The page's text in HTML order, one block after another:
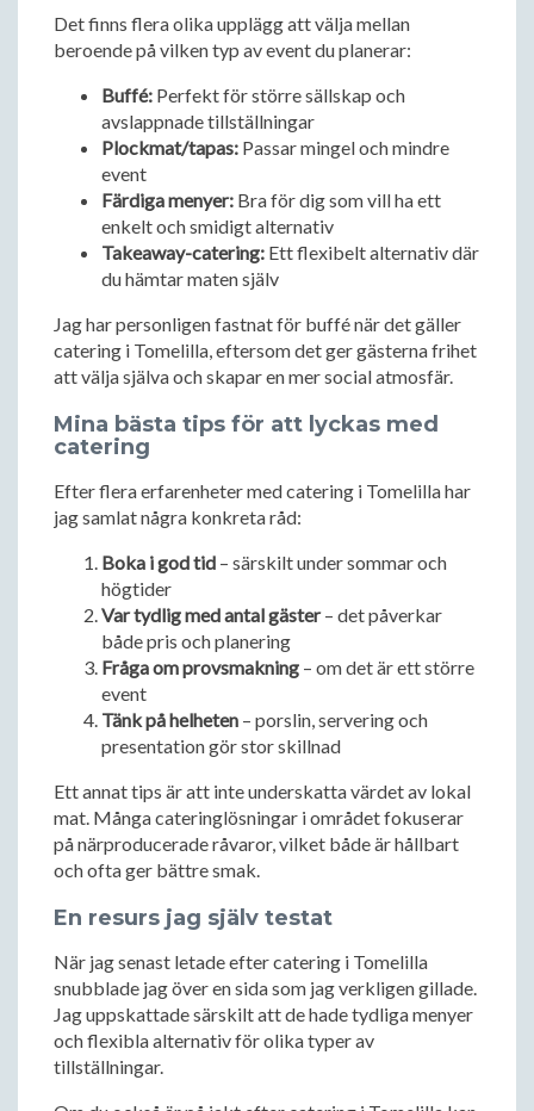
Det finns flera olika upplägg att välja mellan
beroende på vilken typ av event du planerar:
Buffé: Perfekt för större sällskap och
avslappnade tillställningar
Plockmat/tapas: Passar mingel och mindre
event
Färdiga menyer: Bra för dig som vill ha ett
enkelt och smidigt alternativ
Takeaway-catering: Ett flexibelt alternativ där
du hämtar maten själv
Jag har personligen fastnat för buffé när det gäller
catering i Tomelilla, eftersom det ger gästerna frihet
att välja själva och skapar en mer social atmosfär.
Mina bästa tips för att lyckas med
catering
Efter flera erfarenheter med catering i Tomelilla har
jag samlat några konkreta råd:
Boka i god tid – särskilt under sommar och
högtider
Var tydlig med antal gäster– det påverkar
både pris och planering
Fråga om provsmakning – om det är ett större
event
Tänk på helheten – porslin, servering och
presentation gör stor skillnad
Ett annat tips är att inte underskatta värdet av lokal
mat. Många cateringlösningar i området fokuserar
på närproducerade råvaror, vilket både är hållbart
och ofta ger bättre smak.
En resurs jag själv testat
När jag senast letade efter catering i Tomelilla
snubblade jag över en sida som jag verkligen gillade.
Jag uppskattade särskilt att de hade tydliga menyer
och flexibla alternativ för olika typer av
tillställningar.